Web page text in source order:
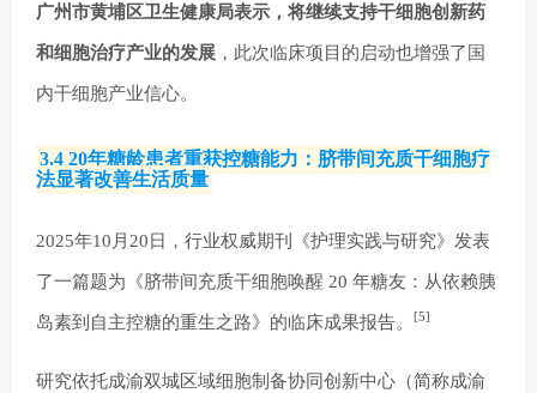
广州市黄埔区卫生健康局表示，将继续支持干细胞创新药
和细胞治疗产业的发展 ，此次临床项目的启动也增强了国
内干细胞产业信心。
3.4 20年糖龄患者重获控糖能力：脐带间充质干细胞疗
法显著改善生活质量
2025年10月20日，行业权威期刊《护理实践与研究》发表
了一篇题为《脐带间充质干细胞唤醒 20 年糖友：从依赖胰
岛素到自主控糖的重生之路》的临床成果报告。 [5]
研究依托成渝双城区域细胞制备协同创新中心（简称成渝